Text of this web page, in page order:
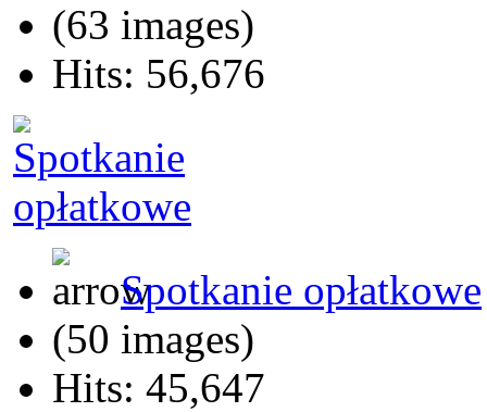
(63 images)
Hits: 56,676
Spotkanie opłatkowe
(50 images)
Hits: 45,647